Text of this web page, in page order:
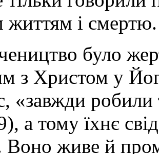
життям і смертю.
було
з Христом у
«завжди
а тому їхнє
живе й